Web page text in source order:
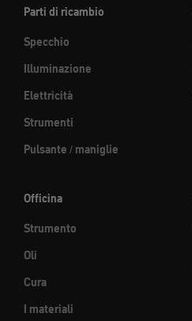
Parti di ricambio
Specchio
Illuminazione
Elettricità
Strumenti
Pulsante / maniglie
Officina
Strumento
Oli
Cura
I materiali